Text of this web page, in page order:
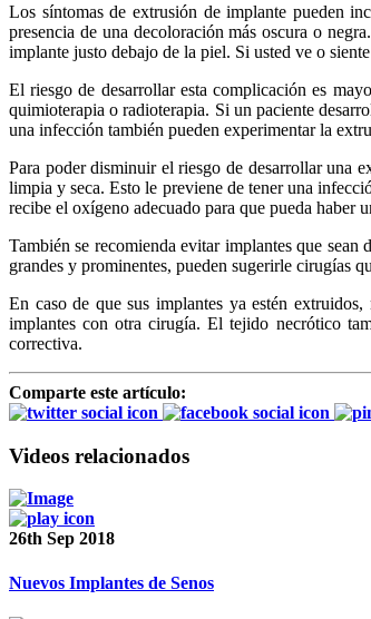
Los síntomas de extrusión de implante pueden
presencia de una decoloración más oscura o
implante justo debajo de la piel. Si usted ve o
El riesgo de desarrollar esta complicación es
quimioterapia o radioterapia. Si un paciente
una infección también pueden experimentar la
Para poder disminuir el riesgo de desarrollar una
limpia y seca. Esto le previene de tener una
recibe el oxígeno adecuado para que pueda haber
También se recomienda evitar implantes que sean
grandes y prominentes, pueden sugerirle cirugías
En caso de que sus implantes ya estén
implantes con otra cirugía. El tejido necrótico
correctiva.
Comparte este artículo:
Videos relacionados
26th Sep 2018
Nuevos Implantes de Senos